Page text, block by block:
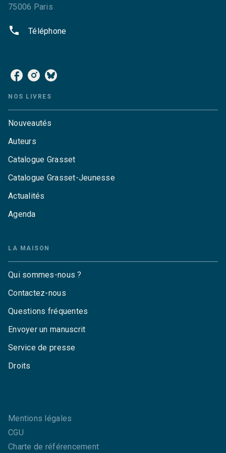
75006 Paris
phone Téléphone
NOS LIVRES
Nouveautés
Auteurs
Catalogue Grasset
Catalogue Grasset-Jeunesse
Actualités
Agenda
LA MAISON
Qui sommes-nous ?
Contactez-nous
Questions fréquentes
Envoyer un manuscrit
Service de presse
Droits
Mentions légales
CGU
Charte de référencement